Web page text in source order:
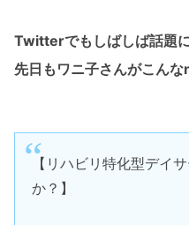
Twitterでもしばしば話題
先日もワニ子さんがこんな
【リハビリ特化型デイ
か？】